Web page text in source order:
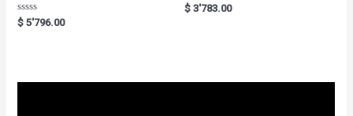
R
a
$ 5'796.00
R
a
t
$ 3'783.00